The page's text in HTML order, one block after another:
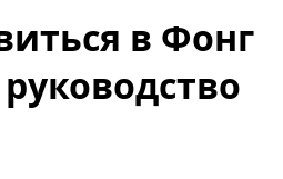
в Фонг